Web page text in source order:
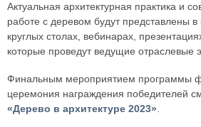
Актуальная архитектурная практика и
работе с деревом будут представлены в
круглых столах, вебинарах,
которые проведут ведущие отраслевые
Финальным мероприятием программы
церемония награждения победителей
«Дерево в архитектуре 2023»